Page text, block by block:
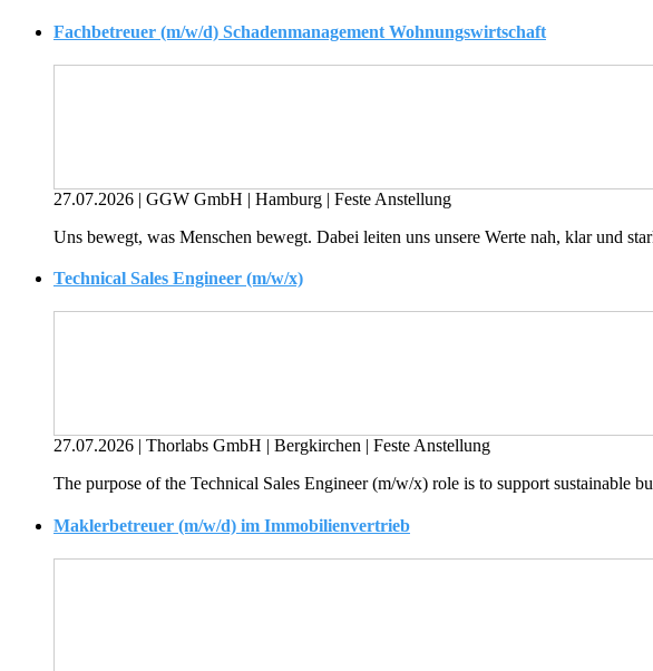
Fachbetreuer (m/w/d) Schadenmanagement Wohnungswirtschaft
27.07.2026 | GGW GmbH | Hamburg | Feste Anstellung
Uns bewegt, was Menschen bewegt. Dabei leiten uns unsere Werte nah, klar und
Technical Sales Engineer (m/w/x)
27.07.2026 | Thorlabs GmbH | Bergkirchen | Feste Anstellung
The purpose of the Technical Sales Engineer (m/w/x) role is to support sustainable
Maklerbetreuer (m/w/d) im Immobilienvertrieb